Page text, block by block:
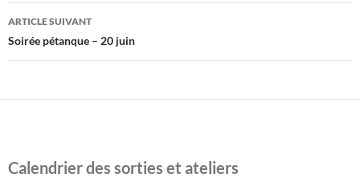
articles
ARTICLE SUIVANT
Soirée pétanque – 20 juin
Calendrier des sorties et ateliers